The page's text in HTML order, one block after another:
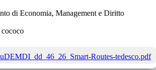
di Economia, Management e Diritto
cococo
Routes-tedesco.pdf